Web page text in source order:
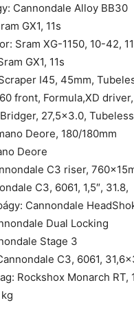
Cannondale Alloy BB30
GX1, 11s
Sram XG-1150, 10-42,
GX1, 11s
I45, 45mm,
front, Formula,XD
27,5×3.0,
Deore, 180/180mm
Deore
C3 riser,
C3, 6061, 1,5″, 31.8,
Cannondale
Dual Locking
Stage 3
C3, 6061,
Rockshox Monarch RT,